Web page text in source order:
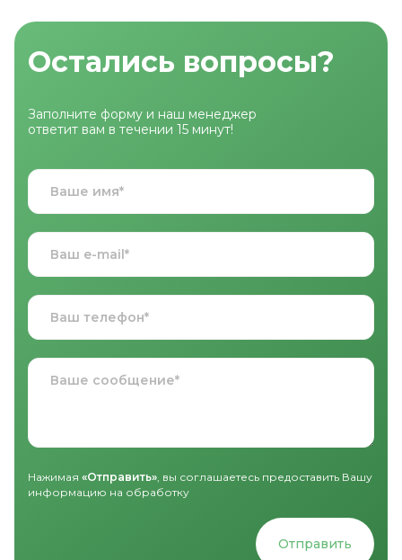
Остались вопросы?
Заполните форму и наш менеджер
ответит вам в течении 15 минут!
Нажимая «Отправить» , вы соглашаетесь предоставить Вашу
информацию на обработку
Отправить